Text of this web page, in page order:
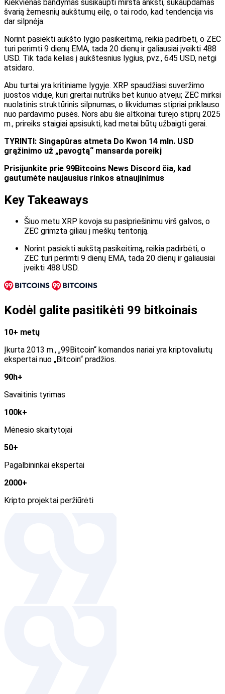
Kiekvienas bandymas susikaupti miršta anksti, sukaupdamas
švarią žemesnių aukštumų eilę, o tai rodo, kad tendencija vis
dar silpnėja.
Norint pasiekti aukšto lygio pasikeitimą, reikia padirbėti, o ZEC
turi perimti 9 dienų EMA, tada 20 dienų ir galiausiai įveikti 488
USD. Tik tada kelias į aukštesnius lygius, pvz., 645 USD, netgi
atsidaro.
Abu turtai yra kritiniame lygyje. XRP spaudžiasi suveržimo
juostos viduje, kuri greitai nutrūks bet kuriuo atveju; ZEC mirksi
nuolatinis struktūrinis silpnumas, o likvidumas stipriai priklauso
nuo pardavimo pusės. Nors abu šie altkoinai turėjo stiprų 2025
m., prireiks staigiai apsisukti, kad metai būtų užbaigti gerai.
TYRINTI: Singapūras atmeta Do Kwon 14 mln. USD
grąžinimo už „pavogtą“ mansarda poreikį
Prisijunkite prie 99Bitcoins News Discord čia, kad
gautumėte naujausius rinkos atnaujinimus
Key Takeaways
Šiuo metu XRP kovoja su pasipriešinimu virš galvos, o
ZEC grimzta giliau į meškų teritoriją.
Norint pasiekti aukštą pasikeitimą, reikia padirbėti, o
ZEC turi perimti 9 dienų EMA, tada 20 dienų ir galiausiai
įveikti 488 USD.
Kodėl galite pasitikėti 99 bitkoinais
10+ metų
Įkurta 2013 m., „99Bitcoin“ komandos nariai yra kriptovaliutų
ekspertai nuo „Bitcoin“ pradžios.
90h+
Savaitinis tyrimas
100k+
Mėnesio skaitytojai
50+
Pagalbininkai ekspertai
2000+
Kripto projektai peržiūrėti